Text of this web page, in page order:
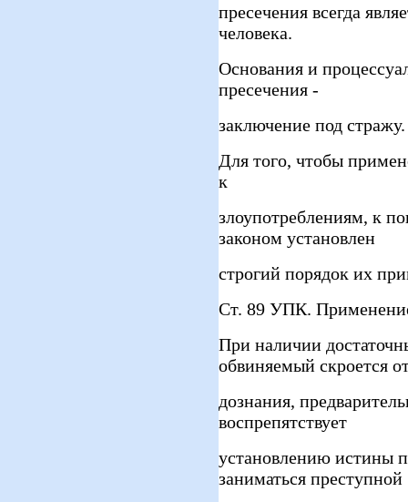
пресечения всегда
человека.
Основания и
пресечения -
заключение под стражу.
Для того, чтобы
к
злоупотреблениям, к
законом установлен
строгий порядок их
Ст. 89 УПК.
При наличии
обвиняемый скроется
дознания,
воспрепятствует
установлению истины
заниматься преступной